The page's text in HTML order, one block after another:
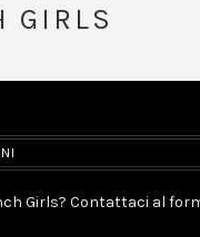
GIRLS
Girls? Contattaci al